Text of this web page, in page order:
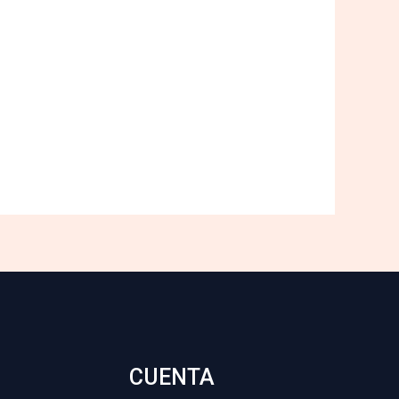
CUENTA